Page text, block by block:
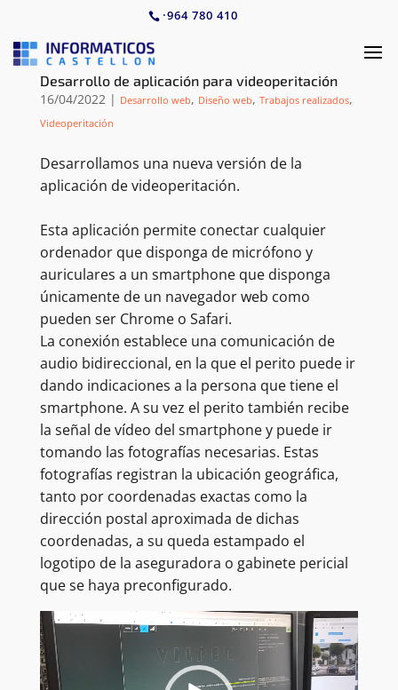
·964 780 410
Desarrollo de aplicación para videoperitación
16/04/2022| Desarrollo web, Diseño web, Trabajos realizados,
Videoperitación
Desarrollamos una nueva versión de la
aplicación de videoperitación.
Esta aplicación permite conectar cualquier
ordenador que disponga de micrófono y
auriculares a un smartphone que disponga
únicamente de un navegador web como
pueden ser Chrome o Safari.
La conexión establece una comunicación de
audio bidireccional, en la que el perito puede ir
dando indicaciones a la persona que tiene el
smartphone. A su vez el perito también recibe
la señal de vídeo del smartphone y puede ir
tomando las fotografías necesarias. Estas
fotografías registran la ubicación geográfica,
tanto por coordenadas exactas como la
dirección postal aproximada de dichas
coordenadas, a su queda estampado el
logotipo de la aseguradora o gabinete pericial
que se haya preconfigurado.
Reproductor
de
vídeo